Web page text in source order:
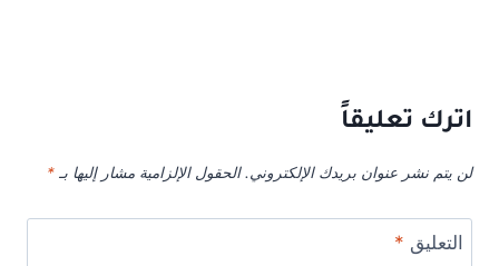
اترك تعليقاً
لن يتم نشر عنوان بريدك الإلكتروني. الحقول الإلزامية مشار إليها بـ *
التعليق *